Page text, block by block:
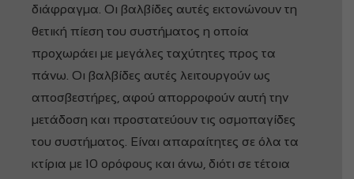
διάφραγμα. Οι βαλβίδες αυτές εκτονώνουν τη
θετική πίεση του συστήματος η οποία
προχωράει με μεγάλες ταχύτητες προς τα
πάνω. Οι βαλβίδες αυτές λειτουργούν ως
αποσβεστήρες, αφού απορροφούν αυτή την
μετάδοση και προστατεύουν τις οσμοπαγίδες
του συστήματος. Είναι απαραίτητες σε όλα τα
κτίρια με 10 ορόφους και άνω, διότι σε τέτοια